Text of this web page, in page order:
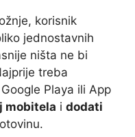
korisnik
jednostavnih
ništa ne bi
treba
Playa ili App
mobitela i dodati